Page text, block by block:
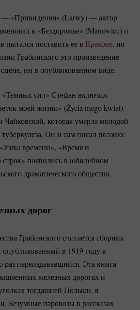
— «Привидения» (Larwy) — автор
в «Бездорожье» (Manowiec) и
пытался поставить ее в Кракове, но
Грабинского это произведение
ни в опубликованном виде.
сил» Стефан включил
моей жизни» (Życia mego kwiat)
которая умерла молодой
туберкулеза. Он и сам писал поэзию:
времени», «Время и
строк» появились в юбилейном
драматического общества.
дорог
Грабинского считается сборник
в 1919 году в
раз переиздававшийся. Эта книга
железных дорогах и
тогдашней Польши, в
Безумные паровозы в рассказах